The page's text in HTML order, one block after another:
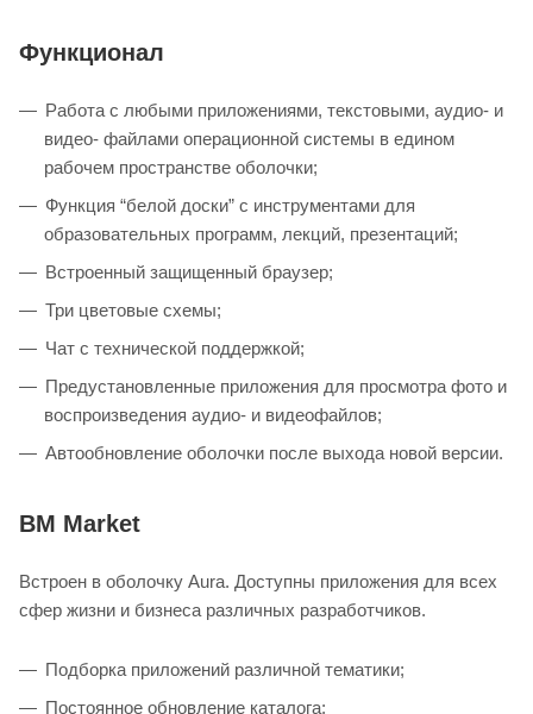
Функционал
Работа с любыми приложениями, текстовыми, аудио- и
видео- файлами операционной системы в едином
рабочем пространстве оболочки;
Функция “белой доски” с инструментами для
образовательных программ, лекций, презентаций;
Встроенный защищенный браузер;
Три цветовые схемы;
Чат с технической поддержкой;
Предустановленные приложения для просмотра фото и
воспроизведения аудио- и видеофайлов;
Автообновление оболочки после выхода новой версии.
BM Market
Встроен в оболочку Aura. Доступны приложения для всех
сфер жизни и бизнеса различных разработчиков.
Подборка приложений различной тематики;
Постоянное обновление каталога;